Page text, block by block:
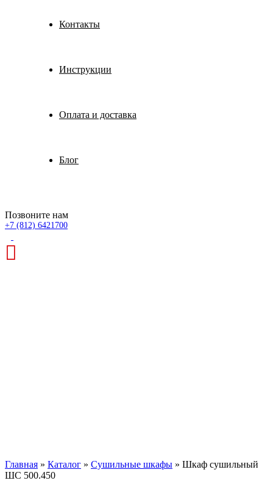
Контакты
Инструкции
Оплата и доставка
Блог
Позвоните нам
+7 (812) 6421700
Главная » Каталог » Сушильные шкафы » Шкаф сушильный
ШС 500.450